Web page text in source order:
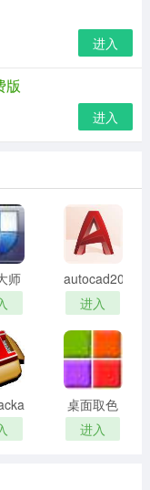
进入
版
进入
师
autocad2002
迷你版
进入
丁
桌面取色
工具
colorpix
进入